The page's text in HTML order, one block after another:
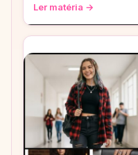
Ler matéria →